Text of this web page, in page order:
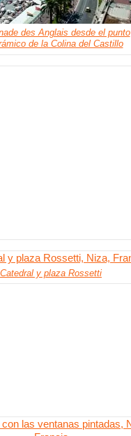
des Anglais desde el punto
de la Colina del Castillo
Catedral y plaza Rossetti